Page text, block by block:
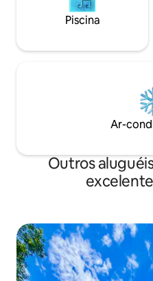
Piscina
Ar-
Outros